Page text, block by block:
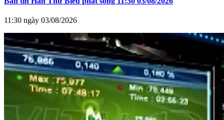
11:30 ngày 03/08/2026